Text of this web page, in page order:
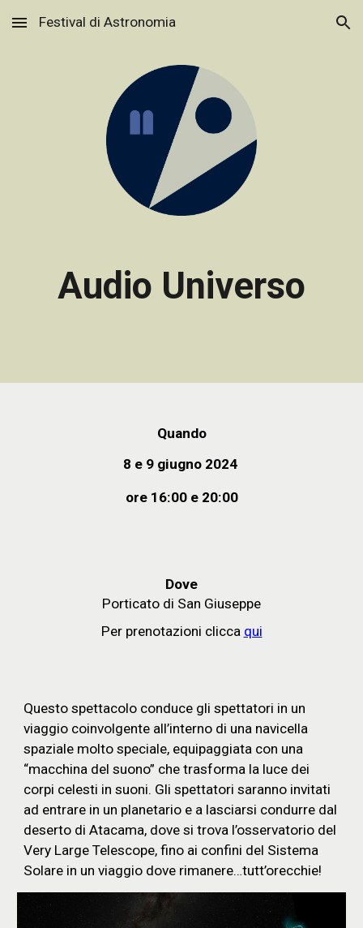
Skip to main content Skip to navigation
Festival di Astronomia
Audio Universo
Quando
8 e 9 giugno 2024
ore 1 6:00 e 20:00
Dove
Porticato di San Giuseppe
Per prenotazioni clicca qui
Questo spettacolo conduce gli spettatori in un
viaggio coinvolgente all’interno di una navicella
spaziale molto speciale, equipaggiata con una
“macchina del suono” che trasforma la luce dei
corpi celesti in suoni. Gli spettatori saranno invitati
ad entrare in un planetario e a lasciarsi condurre dal
deserto di Atacama, dove si trova l’osservatorio del
Very Large Telescope, fino ai confini del Sistema
Solare in un viaggio dove rimanere…tutt’orecchie!